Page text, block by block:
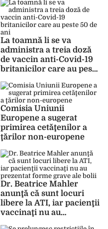
La toamnă li se va
administra a treia doză
de vaccin anti-Covid-19
britanicilor care au peste
Comisia Uniunii
Europene a sugerat
primirea cetăţenilor a
ţărilor non-europene
Dr. Beatrice Mahler
anunţă că sunt locuri
libere la ATI, iar pacienţii
vaccinaţi nu au